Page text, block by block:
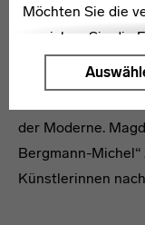
Möchten Sie die
erreichen Sie die
"Auswählen".
Frauen am
der Moderne.
Bergmann-
Künstlerinnen